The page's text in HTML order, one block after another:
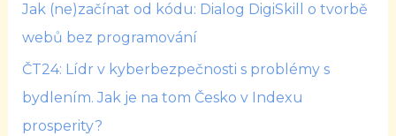
Jak (ne)začínat od kódu: Dialog DigiSkill o tvorbě
webů bez programování
ČT24: Lídr v kyberbezpečnosti s problémy s
bydlením. Jak je na tom Česko v Indexu
prosperity?